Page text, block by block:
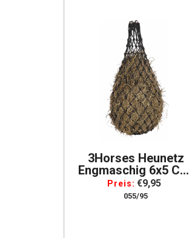
3Horses Heunetz
Engmaschig 6x5 Cm,
Fresshemmer,
Kräftige Qualität, 15
Preis: €9,95
055/95